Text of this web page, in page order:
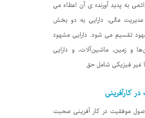
به پدید آورنده ی آن اعطاء می
مدیریت مالی، دارایی به دو بخش
تقسیم می شود. دارایی مشهود
و زمین، ماشین‌آلات، و دارایی
غیر فیزیکی شامل حق
کارآفرینی
موفقیت در کار آفرینی صحبت